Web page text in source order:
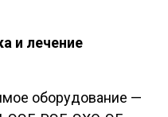
и лечение
оборудование —